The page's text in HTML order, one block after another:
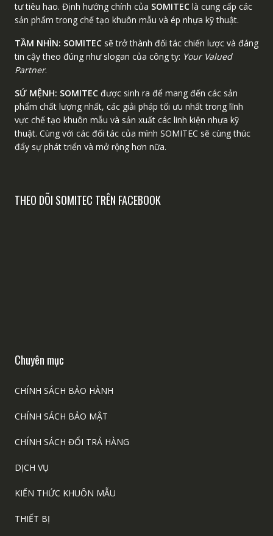
tư tiêu hao. Định hướng chính của SOMITEClà cung cấp các
sản phẩm trong chế tạo khuôn mẫu và ép nhựa kỹ thuật.
TẦM NHÌN: SOMITECsẽ trở thành đối tác chiến lược và đáng
tin cậy theo đúng như slogan của công ty: Your Valued
Partner.
SỨ MỆNH: SOMITECđược sinh ra để mang đến các sản
phẩm chất lượng nhất, các giải pháp tối ưu nhất trong lĩnh
vực chế tạo khuôn mẫu và sản xuất các linh kiện nhựa kỹ
thuật. Cùng với các đối tác của mình SOMITEC sẽ cùng thúc
đẩy sự phát triển và mở rộng hơn nữa.
THEO DÕI SOMITEC TRÊN FACEBOOK
Chuyên mục
CHÍNH SÁCH BẢO HÀNH
CHÍNH SÁCH BẢO MẬT
CHÍNH SÁCH ĐỔI TRẢ HÀNG
DỊCH VỤ
KIẾN THỨC KHUÔN MẪU
THIẾT BỊ